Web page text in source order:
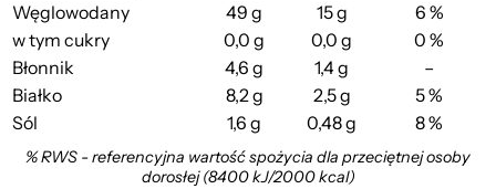
Węglowodany
49 g 15 g
6 %
w tym cukry
0,0 g 0,0 g
0 %
Błonnik
4,6 g 1,4 g
–
Białko
8,2 g 2,5 g
5 %
Sól
1,6 g 0,48 g 8 %
% RWS - referencyjna wartość spożycia dla przeciętnej osoby
dorosłej (8400 kJ/2000 kcal)